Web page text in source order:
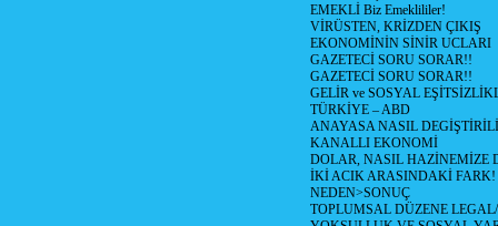
EMEKLİ Biz Emeklililer!
VİRÜSTEN, KRİZDEN ÇIKIŞ
EKONOMİNİN SİNİR UCLARI
GAZETECİ SORU SORAR!!
GAZETECİ SORU SORAR!!
GELİR ve SOSYAL
TÜRKİYE – ABD
ANAYASA NASIL
KANALLI EKONOMİ
DOLAR, NASIL HAZİNEMİZE
İKİ ACIK ARASINDAKİ FARK!
NEDEN>SONUÇ
TOPLUMSAL DÜZENE